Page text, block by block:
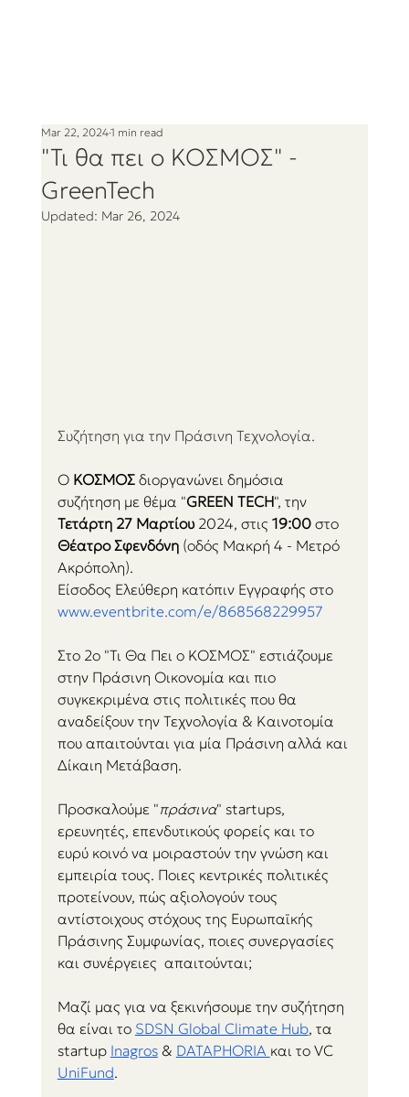
"Τι θα πει ο ΚΟΣΜΟΣ" -
GreenTech
Mar 22, 20241 min read
Updated: Mar 26, 2024
Συζήτηση για την Πράσινη Τεχνολογία.
Ο ΚΟΣΜΟΣ διοργανώνει δημόσια
συζήτηση με θέμα "GREEN TECH", την
Τετάρτη 27 Μαρτίου 2024, στις 19:00 στο
Θέατρο Σφενδόνη (οδός Μακρή 4 - Μετρό
Ακρόπολη).
Είσοδος Ελεύθερη κατόπιν Εγγραφής στο
www.eventbrite.com/e/868568229957
Στο 2ο "Τι Θα Πει ο ΚΟΣΜΟΣ" εστιάζουμε
στην Πράσινη Οικονομία και πιο
συγκεκριμένα στις πολιτικές που θα
αναδείξουν την Τεχνολογία & Καινοτομία
που απαιτούνται για μία​ Πράσινη αλλά και
Δίκαιη Μετάβαση.
Προσκαλούμε ​"πράσινα​" startups,
ερευνητές, επενδυτικούς φορείς και το
ευρύ κοινό να μοιραστούν την γνώση και
εμπειρία τους. Ποιες κεντρικές πολιτικές
προτείνουν, πώς αξιολογούν τους ​
αντίστοιχους στόχους της Ευρωπαϊκής
Πράσινης Συμφωνίας, ποιες συνεργασίες
και συνέργειες  απαιτούνται;
Μαζί μας για να ξεκινήσουμε την συζήτηση
θα είναι το SDSN Global Climate Hub, τα
startup Inagros & DATAPHORIA και το VC
UniFund.